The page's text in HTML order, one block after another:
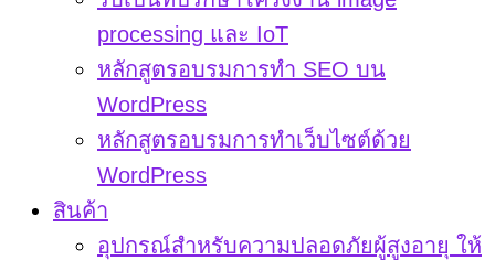
processing และ IoT
หลักสูตรอบรมการทำ SEO บน
WordPress
หลักสูตรอบรมการทำเว็บไซต์ด้วย
WordPress
สินค้า
อุปกรณ์สำหรับความปลอดภัยผู้สูงอายุ ให้